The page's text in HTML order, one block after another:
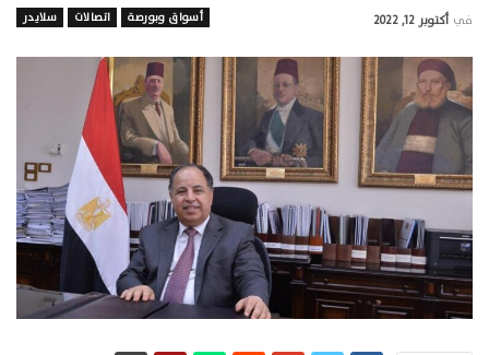
أسواق وبورصة اتصالات سلايدر في أكتوبر 12, 2022